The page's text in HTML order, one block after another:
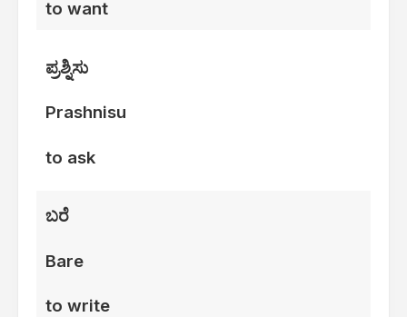
to want
ಪ್ರಶ್ನಿಸು
Prashnisu
to ask
ಬರೆ
Bare
to write